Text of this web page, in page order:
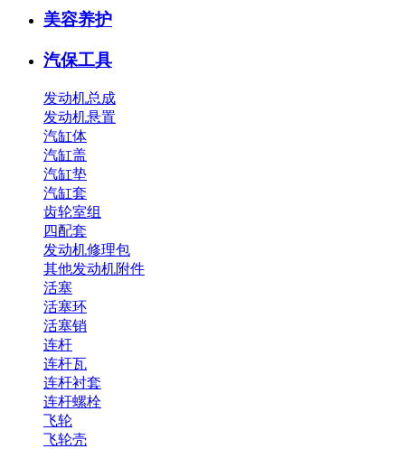
美容养护
汽保工具
发动机总成
发动机悬置
汽缸体
汽缸盖
汽缸垫
汽缸套
齿轮室组
四配套
发动机修理包
其他发动机附件
活塞
活塞环
活塞销
连杆
连杆瓦
连杆衬套
连杆螺栓
飞轮
飞轮壳